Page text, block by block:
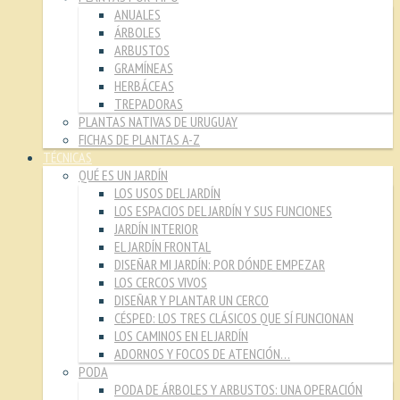
ANUALES
ÁRBOLES
ARBUSTOS
GRAMÍNEAS
HERBÁCEAS
TREPADORAS
PLANTAS NATIVAS DE URUGUAY
FICHAS DE PLANTAS A-Z
TÉCNICAS
QUÉ ES UN JARDÍN
LOS USOS DEL JARDÍN
LOS ESPACIOS DEL JARDÍN Y SUS FUNCIONES
JARDÍN INTERIOR
EL JARDÍN FRONTAL
DISEÑAR MI JARDÍN: POR DÓNDE EMPEZAR
LOS CERCOS VIVOS
DISEÑAR Y PLANTAR UN CERCO
CÉSPED: LOS TRES CLÁSICOS QUE SÍ FUNCIONAN
LOS CAMINOS EN EL JARDÍN
ADORNOS Y FOCOS DE ATENCIÓN…
PODA
PODA DE ÁRBOLES Y ARBUSTOS: UNA OPERACIÓN